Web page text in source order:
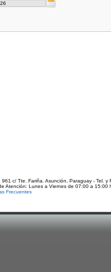
961 c/ Tte. Fariña. Asunción, Paraguay - Tel.
Atención: Lunes a Viernes de 07:00 a 15:00
Frecuentes